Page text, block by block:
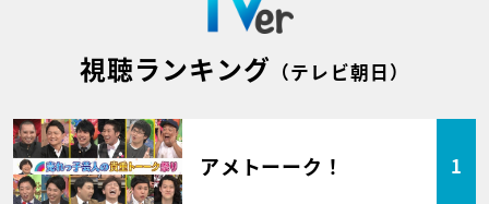
視聴ランキング （テレビ朝日）
アメトーーク！ 1